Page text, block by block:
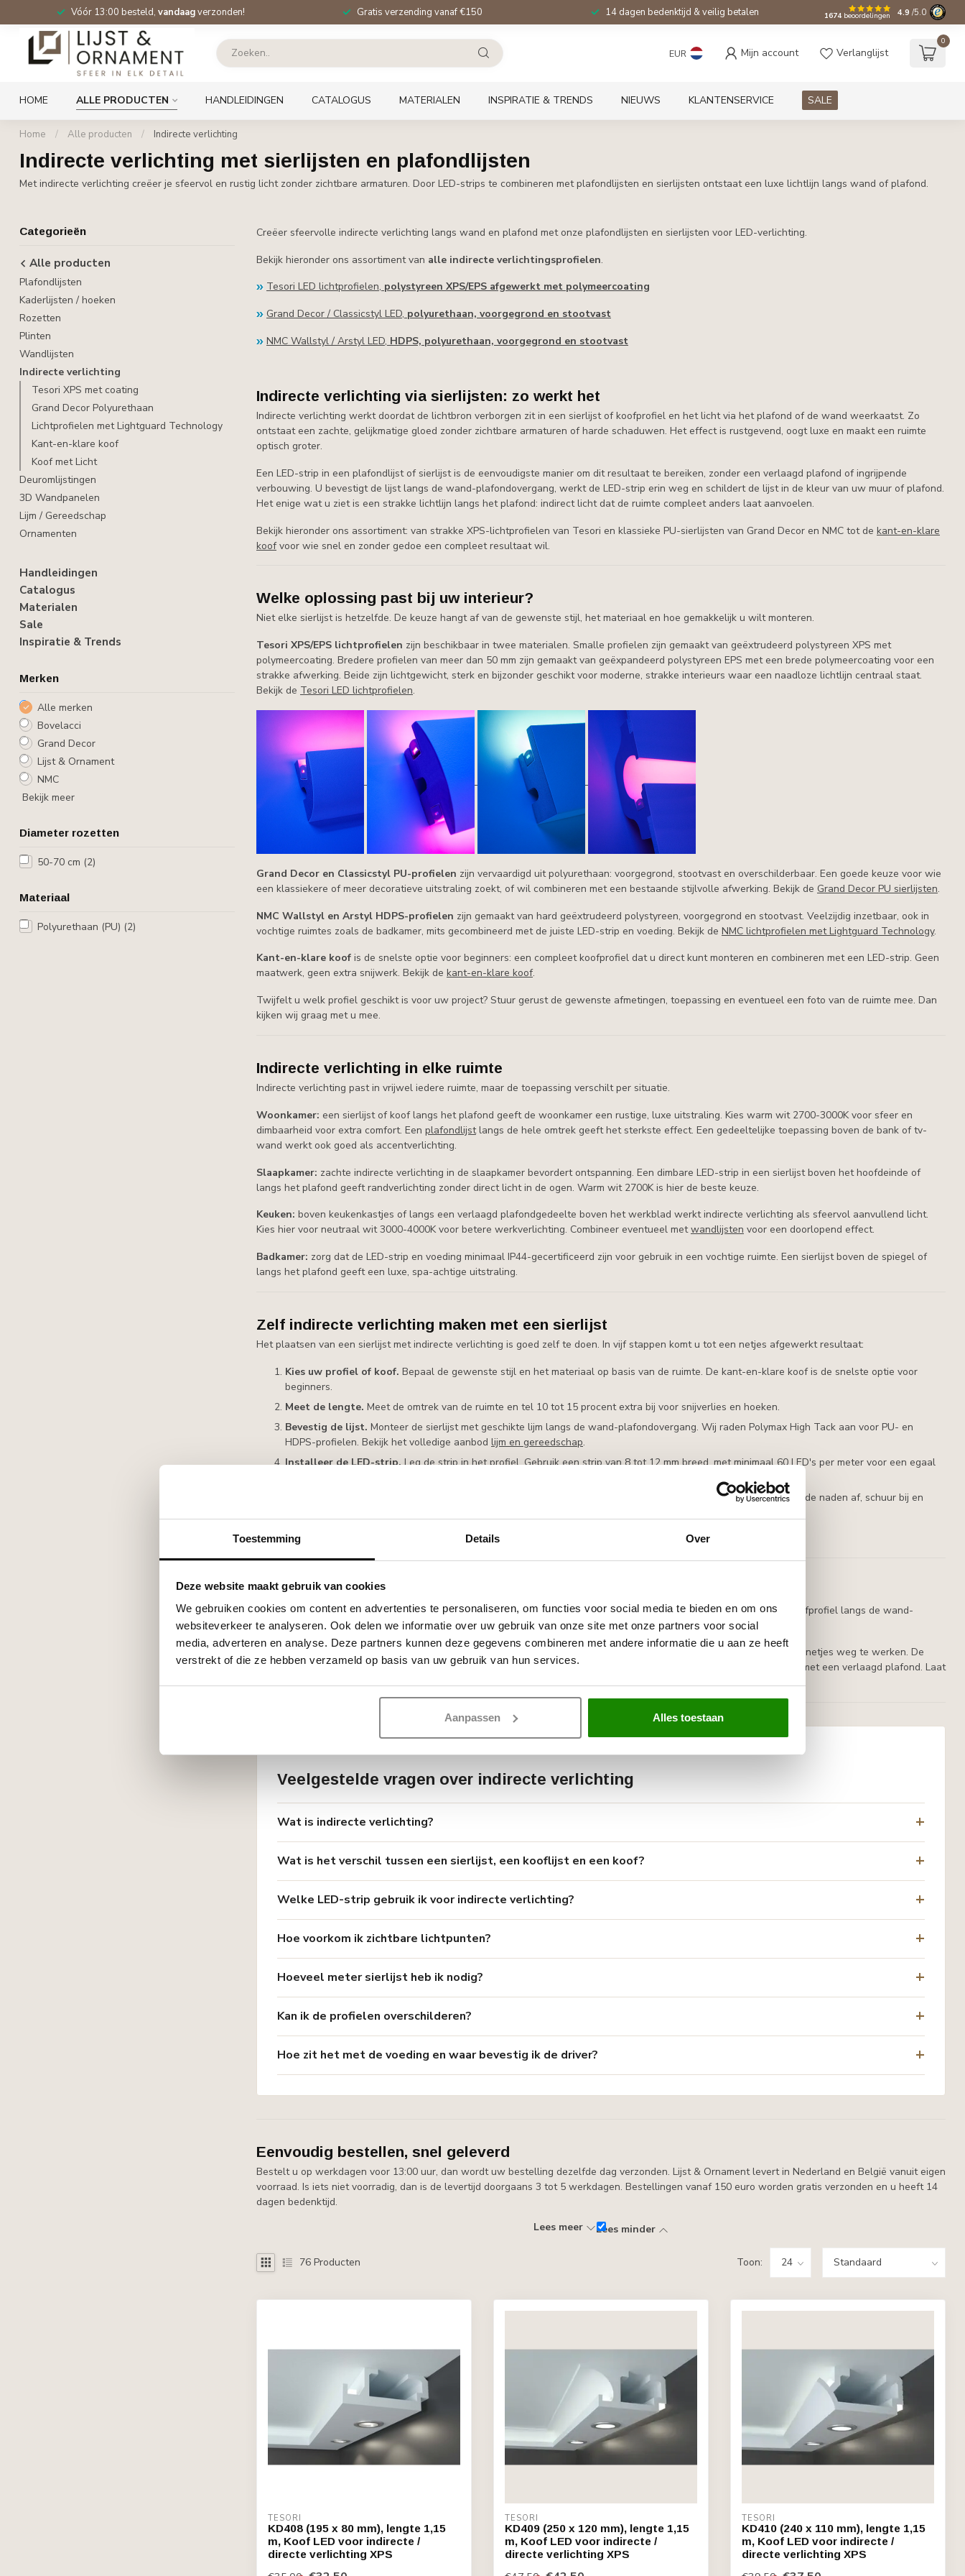
Toestemming Details Over
Deze website maakt gebruik van cookies
We gebruiken cookies om content en advertenties te personaliseren, om functies voor social media te bieden en om ons
websiteverkeer te analyseren. Ook delen we informatie over uw gebruik van onze site met onze partners voor social
media, adverteren en analyse. Deze partners kunnen deze gegevens combineren met andere informatie die u aan ze heeft
verstrekt of die ze hebben verzameld op basis van uw gebruik van hun services.
Aanpassen Alles toestaan
Vóór 13:00 besteld, vandaagverzonden! Gratis verzending vanaf €150 14 dagen bedenktijd & veilig betalen 1674beoordelingen 4.9 /5.0
EUR Mijn account Verlanglijst
0
HOME ALLE PRODUCTEN HANDLEIDINGEN CATALOGUS MATERIALEN INSPIRATIE & TRENDS NIEUWS KLANTENSERVICE SALE
Home / Alle producten / Indirecte verlichting
Indirecte verlichting met sierlijsten en plafondlijsten
Met indirecte verlichting creëer je sfeervol en rustig licht zonder zichtbare armaturen. Door LED-strips te combineren met plafondlijsten en sierlijsten ontstaat een luxe lichtlijn langs wand of plafond.
Categorieën
Alle producten
Plafondlijsten
Kaderlijsten / hoeken
Rozetten
Plinten
Wandlijsten
Indirecte verlichting
Tesori XPS met coating
Grand Decor Polyurethaan
Lichtprofielen met Lightguard Technology
Kant-en-klare koof
Koof met Licht
Deuromlijstingen
3D Wandpanelen
Lijm / Gereedschap
Ornamenten
Handleidingen
Catalogus
Materialen
Sale
Inspiratie & Trends
Merken
Alle merken
Bovelacci
Grand Decor
Lijst & Ornament
NMC
Bekijk meer
Diameter rozetten
50-70 cm (2)
Materiaal
Polyurethaan (PU) (2)
Creëer sfeervolle indirecte verlichting langs wand en plafond met onze plafondlijsten en sierlijsten voor LED-verlichting.
Bekijk hieronder ons assortiment van alle indirecte verlichtingsprofielen.
Tesori LED lichtprofielen, polystyreen XPS/EPS afgewerkt met polymeercoating
Grand Decor / Classicstyl LED, polyurethaan, voorgegrond en stootvast
NMC Wallstyl / Arstyl LED, HDPS, polyurethaan, voorgegrond en stootvast
Indirecte verlichting via sierlijsten: zo werkt het
Indirecte verlichting werkt doordat de lichtbron verborgen zit in een sierlijst of koofprofiel en het licht via het plafond of de wand weerkaatst. Zo
ontstaat een zachte, gelijkmatige gloed zonder zichtbare armaturen of harde schaduwen. Het effect is rustgevend, oogt luxe en maakt een ruimte
optisch groter.
Een LED-strip in een plafondlijst of sierlijst is de eenvoudigste manier om dit resultaat te bereiken, zonder een verlaagd plafond of ingrijpende
verbouwing. U bevestigt de lijst langs de wand-plafondovergang, werkt de LED-strip erin weg en schildert de lijst in de kleur van uw muur of plafond.
Het enige wat u ziet is een strakke lichtlijn langs het plafond: indirect licht dat de ruimte compleet anders laat aanvoelen.
Bekijk hieronder ons assortiment: van strakke XPS-lichtprofielen van Tesori en klassieke PU-sierlijsten van Grand Decor en NMC tot de kant-en-klare
koofvoor wie snel en zonder gedoe een compleet resultaat wil.
Welke oplossing past bij uw interieur?
Niet elke sierlijst is hetzelfde. De keuze hangt af van de gewenste stijl, het materiaal en hoe gemakkelijk u wilt monteren.
Tesori XPS/EPS lichtprofielen zijn beschikbaar in twee materialen. Smalle profielen zijn gemaakt van geëxtrudeerd polystyreen XPS met
polymeercoating. Bredere profielen van meer dan 50 mm zijn gemaakt van geëxpandeerd polystyreen EPS met een brede polymeercoating voor een
strakke afwerking. Beide zijn lichtgewicht, sterk en bijzonder geschikt voor moderne, strakke interieurs waar een naadloze lichtlijn centraal staat.
Bekijk de Tesori LED lichtprofielen.
Grand Decor en Classicstyl PU-profielen zijn vervaardigd uit polyurethaan: voorgegrond, stootvast en overschilderbaar. Een goede keuze voor wie
een klassiekere of meer decoratieve uitstraling zoekt, of wil combineren met een bestaande stijlvolle afwerking. Bekijk de Grand Decor PU sierlijsten.
NMC Wallstyl en Arstyl HDPS-profielen zijn gemaakt van hard geëxtrudeerd polystyreen, voorgegrond en stootvast. Veelzijdig inzetbaar, ook in
vochtige ruimtes zoals de badkamer, mits gecombineerd met de juiste LED-strip en voeding. Bekijk de NMC lichtprofielen met Lightguard Technology.
Kant-en-klare koof is de snelste optie voor beginners: een compleet koofprofiel dat u direct kunt monteren en combineren met een LED-strip. Geen
maatwerk, geen extra snijwerk. Bekijk de kant-en-klare koof.
Twijfelt u welk profiel geschikt is voor uw project? Stuur gerust de gewenste afmetingen, toepassing en eventueel een foto van de ruimte mee. Dan
kijken wij graag met u mee.
Indirecte verlichting in elke ruimte
Indirecte verlichting past in vrijwel iedere ruimte, maar de toepassing verschilt per situatie.
Woonkamer: een sierlijst of koof langs het plafond geeft de woonkamer een rustige, luxe uitstraling. Kies warm wit 2700-3000K voor sfeer en
dimbaarheid voor extra comfort. Een plafondlijstlangs de hele omtrek geeft het sterkste effect. Een gedeeltelijke toepassing boven de bank of tv-
wand werkt ook goed als accentverlichting.
Slaapkamer: zachte indirecte verlichting in de slaapkamer bevordert ontspanning. Een dimbare LED-strip in een sierlijst boven het hoofdeinde of
langs het plafond geeft randverlichting zonder direct licht in de ogen. Warm wit 2700K is hier de beste keuze.
Keuken: boven keukenkastjes of langs een verlaagd plafondgedeelte boven het werkblad werkt indirecte verlichting als sfeervol aanvullend licht.
Kies hier voor neutraal wit 3000-4000K voor betere werkverlichting. Combineer eventueel metwandlijsten voor een doorlopend effect.
Badkamer: zorg dat de LED-strip en voeding minimaal IP44-gecertificeerd zijn voor gebruik in een vochtige ruimte. Een sierlijst boven de spiegel of
langs het plafond geeft een luxe, spa-achtige uitstraling.
Zelf indirecte verlichting maken met een sierlijst
Het plaatsen van een sierlijst met indirecte verlichting is goed zelf te doen. In vijf stappen komt u tot een netjes afgewerkt resultaat:
Kies uw profiel of koof. Bepaal de gewenste stijl en het materiaal op basis van de ruimte. De kant-en-klare koof is de snelste optie voor
beginners.
Meet de lengte. Meet de omtrek van de ruimte en tel 10 tot 15 procent extra bij voor snijverlies en hoeken.
Bevestig de lijst. Monteer de sierlijst met geschikte lijm langs de wand-plafondovergang. Wij raden Polymax High Tack aan voor PU- en
HDPS-profielen. Bekijk het volledige aanbod lijm en gereedschap.
Installeer de LED-strip.Leg de strip in het profiel. Gebruik een strip van 8 tot 12 mm breed, met minimaal 60 LED's per meter voor een egaal
Laat de elektrische aansluiting uitvoeren door een gekwalificeerde elektricien. Vul daarna de naden af, schuur bij en
Meer uitleg over de montage vindt u op de
handleidingen-pagina
Verlaagd plafond met LED-strip: wanneer wel en wanneer niet?
Een verlaagd plafond geeft een mooi resultaat, maar is in veel situaties helemaal niet nodig. Met een plafondlijst of koofprofiel langs de wand-
plafondovergang bereikt u hetzelfde sfeereffect zonder constructiewerk of grote verbouwing.
Wilt u toch een verlaagd plafond? Kies dan een profiel of koof met voldoende ruimte om de LED-strip en de bekabeling netjes weg te werken. De
KD408is hier bij uitstek geschikt voor: een diep EPS-profiel dat speciaal ontworpen is voor toepassingen in combinatie met een verlaagd plafond. Laat
de elektrische aansluiting uitvoeren door een gekwalificeerde elektricien.
Veelgestelde vragen over indirecte verlichting
Wat is indirecte verlichting?
Wat is het verschil tussen een sierlijst, een kooflijst en een koof?
Welke LED-strip gebruik ik voor indirecte verlichting?
Hoe voorkom ik zichtbare lichtpunten?
Hoeveel meter sierlijst heb ik nodig?
Kan ik de profielen overschilderen?
Hoe zit het met de voeding en waar bevestig ik de driver?
Eenvoudig bestellen, snel geleverd
Bestelt u op werkdagen voor 13:00 uur, dan wordt uw bestelling dezelfde dag verzonden. Lijst & Ornament levert in Nederland en België vanuit eigen
voorraad. Is iets niet voorradig, dan is de levertijd doorgaans 3 tot 5 werkdagen. Bestellingen vanaf 150 euro worden gratis verzonden en u heeft 14
dagen bedenktijd.
Lees meer
Lees minder
76 Producten Toon:
TESORI
KD408 (195 x 80 mm), lengte 1,15
m, Koof LED voor indirecte /
directe verlichting XPS
TESORI
KD409 (250 x 120 mm), lengte 1,15
m, Koof LED voor indirecte /
directe verlichting XPS
TESORI
KD410 (240 x 110 mm), lengte 1,15
m, Koof LED voor indirecte /
directe verlichting XPS